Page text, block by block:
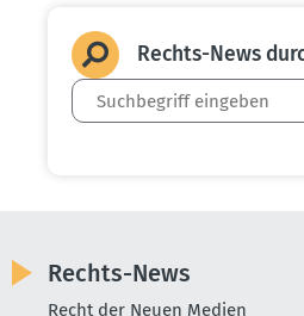
Rechts-News
Rechts-News
Recht der Neuen Medien